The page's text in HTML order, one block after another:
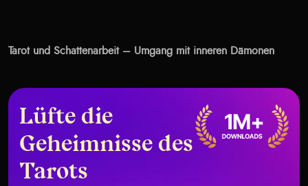
Tarot und Schattenarbeit – Umgang mit inneren Dämonen
Lüfte die
Geheimnisse des
Tarots